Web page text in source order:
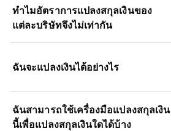
ทำไมอัตราการแปลงสกุลเงินของ
แต่ละบริษัทจึงไม่เท่ากัน
ฉันจะแปลงเงินได้อย่างไร
ฉันสามารถใช้เครื่องมือแปลงสกุลเงิน
นี้เพื่อแปลงสกุลเงินใดได้บ้าง